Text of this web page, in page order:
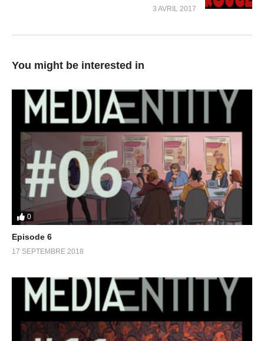
3 AVRIL 2017
You might be interested in
0
Episode 6
17 SEPTEMBRE 2018